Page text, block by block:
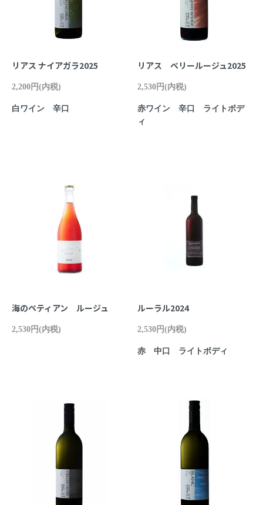
リアス ナイアガラ2025
2,200円(内税)
白ワイン 辛口
リアス ベリールージュ2025
2,530円(内税)
赤ワイン 辛口 ライトボデ
ィ
海のペティアン ルージュ
2,530円(内税)
ルーラル2024
2,530円(内税)
赤 中口 ライトボディ